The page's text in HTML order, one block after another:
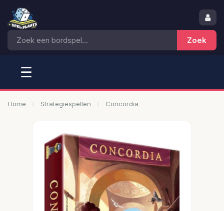
☰
Home Strategiespellen Concordia